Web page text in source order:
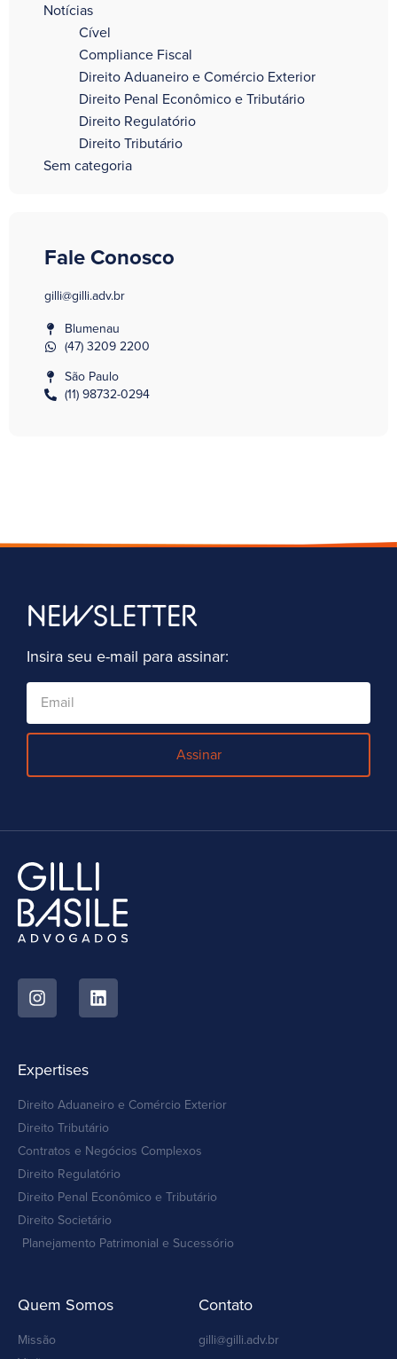
Notícias
Cível
Compliance Fiscal
Direito Aduaneiro e Comércio Exterior
Direito Penal Econômico e Tributário
Direito Regulatório
Direito Tributário
Sem categoria
Fale Conosco
gilli@gilli.adv.br
Blumenau
(47) 3209 2200
São Paulo
(11) 98732-0294
NEWSLETTER
Insira seu e-mail para assinar:
Assinar
Expertises
Direito Aduaneiro e Comércio Exterior
Direito Tributário
Contratos e Negócios Complexos
Direito Regulatório
Direito Penal Econômico e Tributário
Direito Societário
Planejamento Patrimonial e Sucessório
Quem Somos
Missão
Contato
gilli@gilli.adv.br